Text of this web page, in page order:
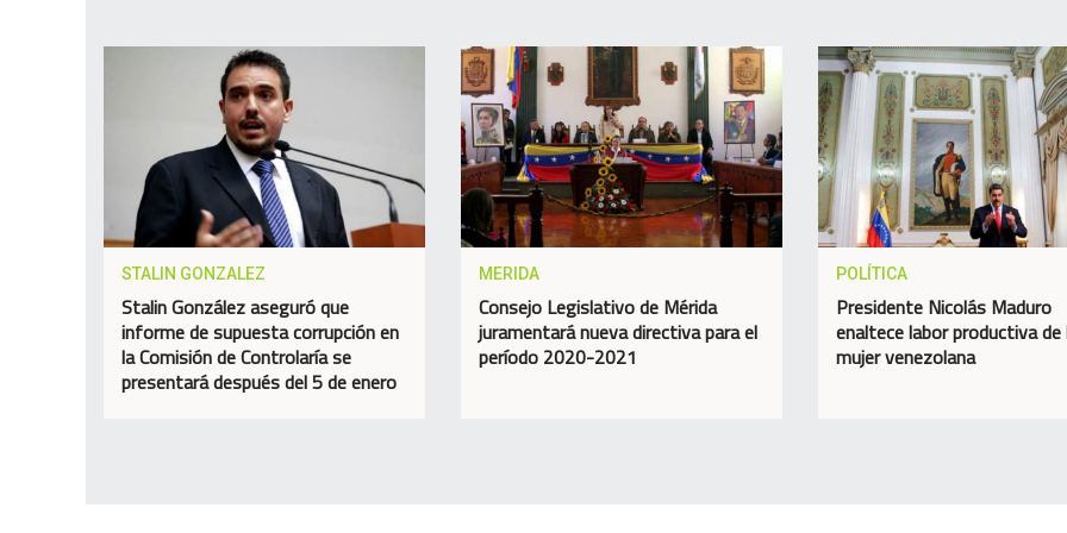
STALIN GONZALEZ
Stalin González aseguró que
informe de supuesta corrupción en
la Comisión de Controlaría se
presentará después del 5 de enero
MERIDA
Consejo Legislativo de Mérida
juramentará nueva directiva para el
período 2020-2021
POLÍTICA
Presidente Nicolás Maduro
enaltece labor productiva de
mujer venezolana